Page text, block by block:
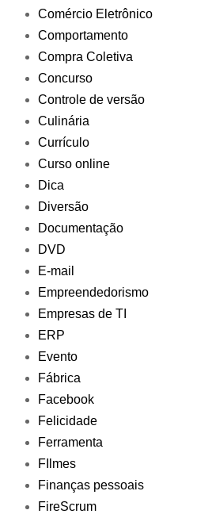
Comércio Eletrônico
Comportamento
Compra Coletiva
Concurso
Controle de versão
Culinária
Currículo
Curso online
Dica
Diversão
Documentação
DVD
E-mail
Empreendedorismo
Empresas de TI
ERP
Evento
Fábrica
Facebook
Felicidade
Ferramenta
FIlmes
Finanças pessoais
FireScrum